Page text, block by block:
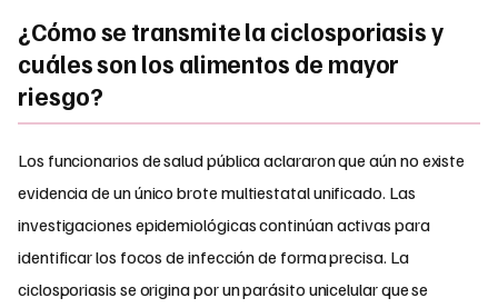
¿Cómo se transmite la ciclosporiasis y
cuáles son los alimentos de mayor
riesgo?
Los funcionarios de salud pública aclararon que aún no existe
evidencia de un único brote multiestatal unificado. Las
investigaciones epidemiológicas continúan activas para
identificar los focos de infección de forma precisa. La
ciclosporiasis se origina por un parásito unicelular que se